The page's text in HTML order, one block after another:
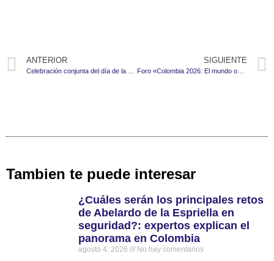
ANTERIOR SIGUIENTE
Foro «Colombia 2026: El mundo observa. Legitimidad y transparencia para la democracia»
Tambien te puede interesar
¿Cuáles serán los principales retos
de Abelardo de la Espriella en
seguridad?: expertos explican el
panorama en Colombia
agosto 4, 2026 No hay comentarios